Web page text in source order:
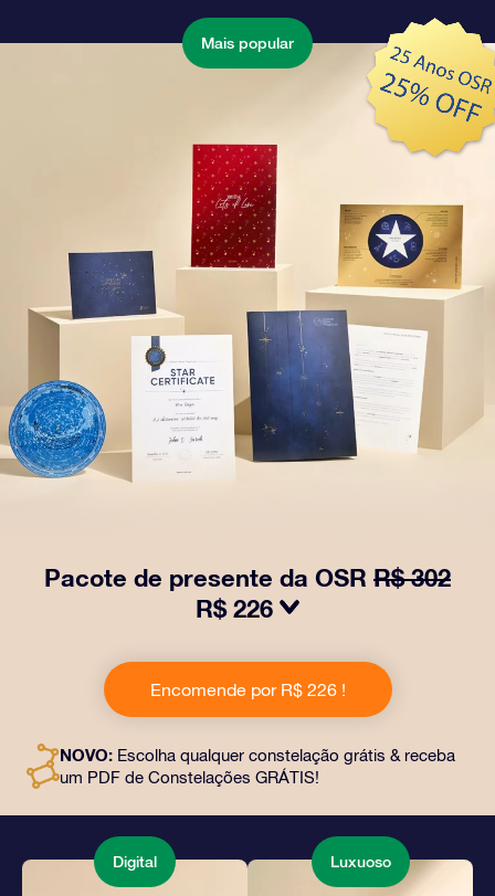
Mais popular
Pacote de presente da OSR R$ 302
R$ 226
da OSR! Esse presente inclui um lindo envelope e
documentos personalizados enviados para um
endereço de sua escolha, além de documentos digitais
mágica de oferecer um presente eterno a amigos e
entes queridos.
Encomende por R$ 226 !
NOVO: Escolha qualquer constelação grátis & receba
um PDF de Constelações GRÁTIS!
Digital Luxuoso